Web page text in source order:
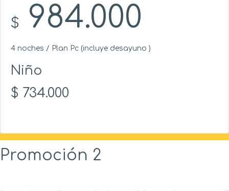
$ 984.000
4 noches / Plan Pc (incluye desayuno )
Niño
$ 734.000
Promoción 2